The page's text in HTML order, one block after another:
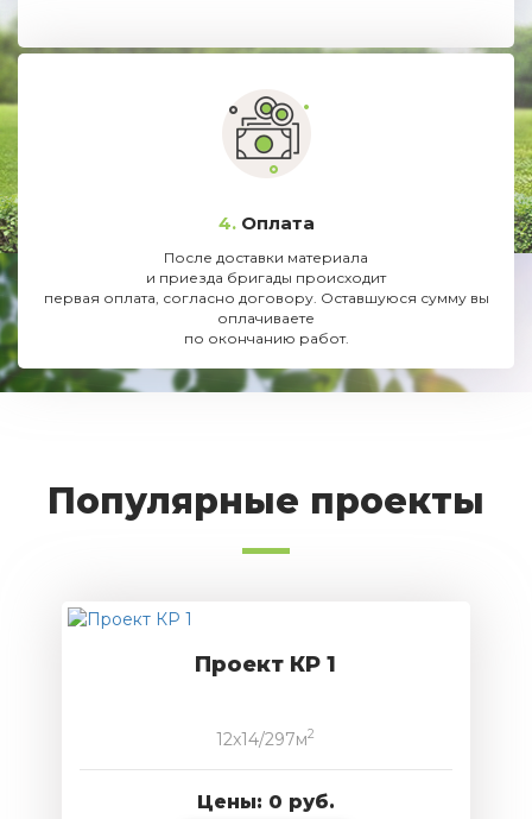
4. Оплата
После доставки материала
и приезда бригады происходит
первая оплата, согласно договору. Оставшуюся сумму вы
оплачиваете
по окончанию работ.
Популярные проекты
Проект КР 1
12x14/297м2
Цены: 0 руб.